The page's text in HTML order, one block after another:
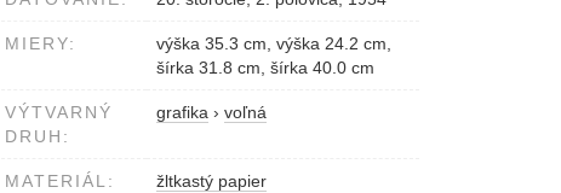
MIERY:
výška 35.3 cm, výška 24.2 cm,
šírka 31.8 cm, šírka 40.0 cm
VÝTVARNÝ
DRUH:
grafika › voľná
MATERIÁL: žltkastý papier